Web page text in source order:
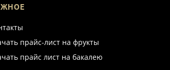
прайс-лист на фрукты
прайс лист на бакалею